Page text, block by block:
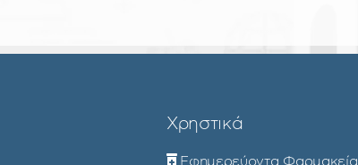
Χρηστικά
Εφημερεύοντα Φαρμακεία